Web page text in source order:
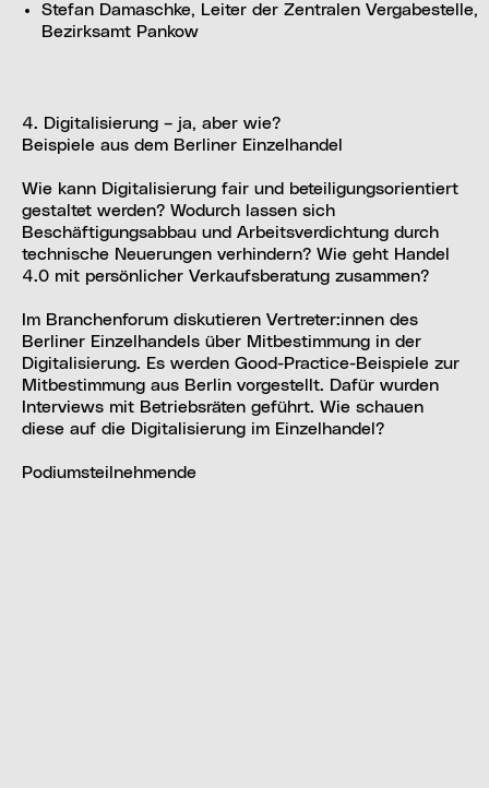
Stefan Damaschke, Leiter der Zentralen Vergabestelle,
Bezirksamt Pankow
4. Digitalisierung – ja, aber wie?
Beispiele aus dem Berliner Einzelhandel
Wie kann Digitalisierung fair und beteiligungsorientiert
gestaltet werden? Wodurch lassen sich
Beschäftigungsabbau und Arbeitsverdichtung durch
technische Neuerungen verhindern? Wie geht Handel
4.0 mit persönlicher Verkaufsberatung zusammen?
Im Branchenforum diskutieren Vertreter:innen des
Berliner Einzelhandels über Mitbestimmung in der
Digitalisierung. Es werden Good-Practice-Beispiele zur
Mitbestimmung aus Berlin vorgestellt. Dafür wurden
Interviews mit Betriebsräten geführt. Wie schauen
diese auf die Digitalisierung im Einzelhandel?
Podiumsteilnehmende